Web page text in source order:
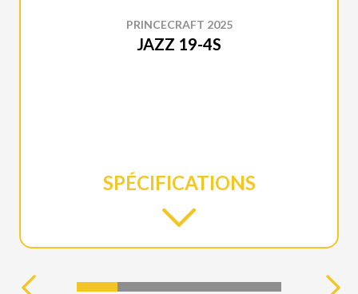
PRINCECRAFT 2025
JAZZ 19-4S
SPÉCIFICATIONS